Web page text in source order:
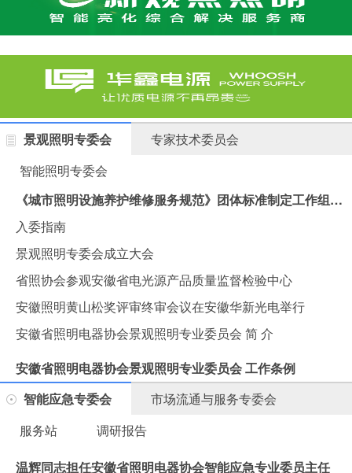
景观照明专委会
专家技术委员会
智能照明专委会
《城市照明设施养护维修服务规范》团体标准制定工作组会议在汉思集团胜利召开
入委指南
景观照明专委会成立大会
省照协会参观安徽省电光源产品质量监督检验中心
安徽照明黄山松奖评审终审会议在安徽华新光电举行
安徽省照明电器协会景观照明专业委员会 简 介
安徽省照明电器协会景观照明专业委员会 工作条例
智能应急专委会
市场流通与服务专委会
服务站
调研报告
温辉同志担任安徽省照明电器协会智能应急专业委员主任